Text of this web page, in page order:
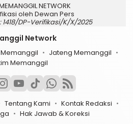
NETWORK
oleh Dewan Pers
DP-Verifikasi/K/X/2025
Network
Jateng Memanggil
Memanggil
Tentang Kami
Kontak Redaksi
Hak Jawab & Koreksi